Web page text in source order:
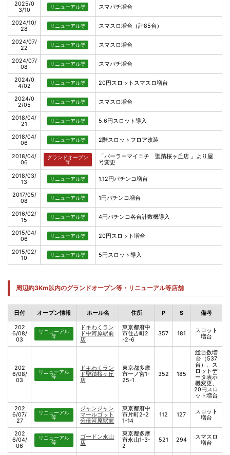
2025/0
3/10
リニューアル等 スマパチ増台
2024/10/
28
リニューアル等 スマスロ増台（計85台）
2024/07/
22
リニューアル等 スマスロ増台
2024/07/
08
リニューアル等 スマパチ増台
2024/0
4/02
リニューアル等 20円スロットスマスロ増台
2024/0
2/05
リニューアル等 スマスロ増台
2018/04/
21
リニューアル等 5.6円スロット導入
2018/04/
06
リニューアル等 2階スロットフロア改装
2018/04/
06
グランドオープン
等
「パーラーマイニチ 聖蹟桜ヶ丘店 」より屋
号変更
2018/03/
13
リニューアル等 1.12円パチンコ増台
2017/05/
08
リニューアル等 1円パチンコ増台
2016/02/
15
リニューアル等 4円パチンコ各台計数機導入
2015/04/
06
リニューアル等 20円スロット増台
2015/02/
10
リニューアル等 5円スロット導入
周辺約3Km以内のグランドオープン等・リニューアル等店舗
日付 オープン情報 ホール名 住所 P S 備考
202
6/08/
03
リニューアル
等
ドキわくラン
ド中河原駅前
店
東京都府中
市住吉町2
-2-6
357 181
スロット
増台
202
6/08/
03
リニューアル
等
ドキわくラン
ド聖蹟桜ヶ丘
店
東京都多摩
市一ノ宮1-
25-1
352 185
総台数増
台（537
台）、ス
ロットデ
ータ表示
機変更、
20円スロ
ット増台
202
6/07/
27
リニューアル
等
ジャンジャン
マールゴット
分倍河原駅前
東京都府中
市片町2-2
1-14
112 127
スロット
増台
202
6/04/
06
リニューアル
等
ゴードン永山
店
東京都多摩
市永山1-3-
2
521 294
スマスロ
増台